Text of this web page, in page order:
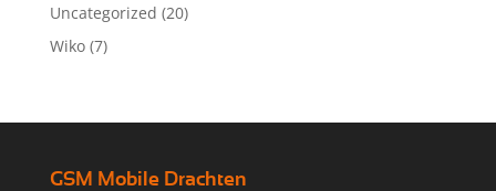
Uncategorized (20)
Wiko (7)
GSM Mobile Drachten